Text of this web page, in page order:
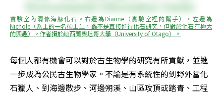
實驗室內清修海豚化石。右邊為Dianne（實驗室裡的幫手），左邊為
Nichole（系上的一名碩士生，雖不是直接進行化石研究，但對於化石有極大
的興趣）。作者攝於紐西蘭奧塔哥大學（University of Otago）。
每個人都有機會可以對於古生物學的研究有所貢獻，並進
一步成為公民古生物學家。不論是有系統性的到野外當化
石獵人、到海邊散步、河邊朔溪、山區攻頂或踏青、工程